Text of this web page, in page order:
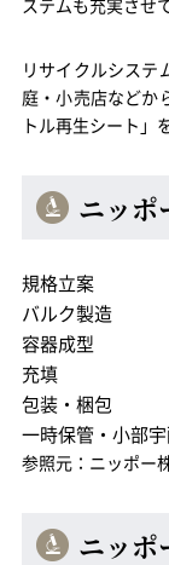
リサイクルシステ
庭・小売店などか
トル再生シート」
ニッポ
規格立案
バルク製造
容器成型
充填
包装・梱包
一時保管・小部
参照元：ニッポー
ニッポ